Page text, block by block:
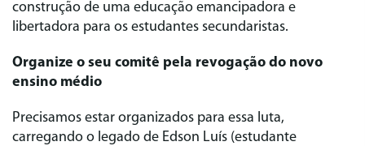
construção de uma educação emancipadora e
libertadora para os estudantes secundaristas.
Organize o seu comitê pela revogação do novo
ensino médio
Precisamos estar organizados para essa luta,
carregando o legado de Edson Luís (estudante